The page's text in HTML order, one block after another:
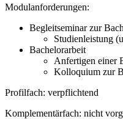
Modulanforderungen:
Begleitseminar zur
Studienleistung
Bachelorarbeit
Anfertigen einer
Kolloquium zur
Profilfach: verpflichtend
Komplementärfach: nicht